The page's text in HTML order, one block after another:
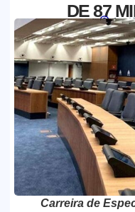
DE 87Jornal
Carreira de